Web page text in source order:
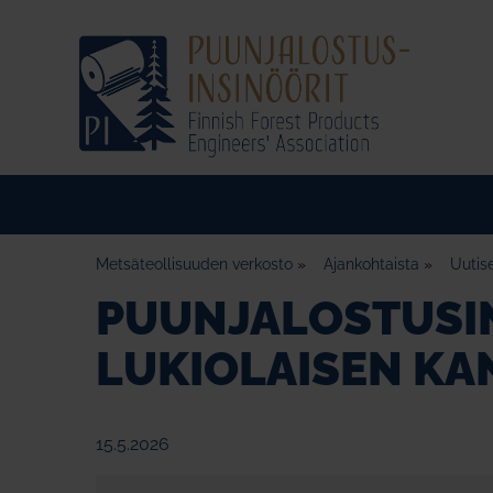
Metsäteollisuuden verkosto » Ajankohtaista »
LUKIOLAISEN
15.5.2026